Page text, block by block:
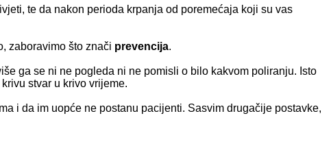
te da nakon perioda krpanja od poremećaja koji su vas
zaboravimo što znači prevencija.
ga se ni ne pogleda ni ne pomisli o bilo kakvom poliranju. Isto
stvar u krivo vrijeme.
i da im uopće ne postanu pacijenti. Sasvim drugačije postavke,